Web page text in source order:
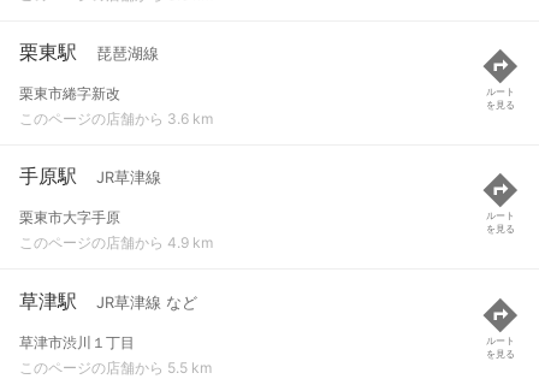
栗東駅 琵琶湖線
栗東市綣字新改
このページの店舗から 3.6 km
ルート
を見る
手原駅 JR草津線
栗東市大字手原
このページの店舗から 4.9 km
ルート
を見る
草津駅 JR草津線 など
草津市渋川１丁目
このページの店舗から 5.5 km
ルート
を見る